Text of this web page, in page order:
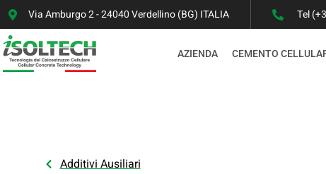
Via Amburgo 2 - 24040 Verdellino (BG) ITALIA Tel
AZIENDA CEMENTO
Additivi Ausiliari